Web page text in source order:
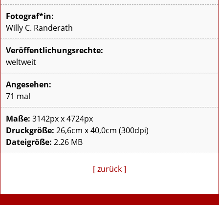
Fotograf*in:
Willy C. Randerath
Veröffentlichungsrechte:
weltweit
Angesehen:
71 mal
Maße: 3142px x 4724px
Druckgröße: 26,6cm x 40,0cm (300dpi)
Dateigröße: 2.26 MB
[ zurück ]